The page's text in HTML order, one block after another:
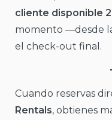
cliente disponible
momento —desde
el check-out final.
Cuando reservas
Rentals, obtienes